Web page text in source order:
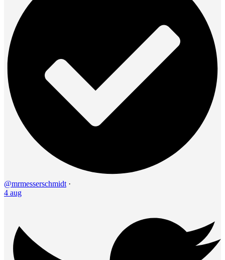
@mrmesserschmidt ·
4 aug